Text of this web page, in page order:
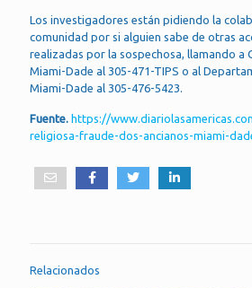
Los investigadores están pidiendo la
comunidad por si alguien sabe de otras
realizadas por la sospechosa, llamando a
Miami-Dade al 305-471-TIPS o al
Miami-Dade al 305-476-5423.
Fuente. https://
religiosa-fraude-dos-ancianos-miami-
Relacionados